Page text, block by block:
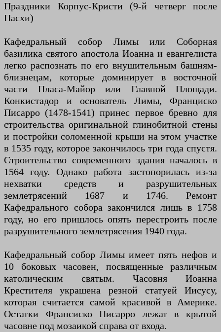
Праздники Корпус-Кристи (9-й четверг после
Пасхи)
Кафедральный собор Лимы или Соборная
базилика святого апостола Иоанна и евангелиста
легко распознать по его внушительным башням-
близнецам, которые доминирует в восточной
части Пласа-Майор или Главной Площади.
Конкистадор и основатель Лимы, Франциско
Писарро (1478-1541) принес первое бревно для
строительства оригинальной глинобитной стены
и постройки соломенной крыши на этом участке
в 1535 году, которое закончилось три года спустя.
Строительство современного здания началось в
1564 году. Однако работа застопорилась из-за
нехватки средств и разрушительных
землетрясений 1687 и 1746. Ремонт
Кафедрального собора закончился лишь в 1758
году, но его пришлось опять перестроить после
разрушительного землетрясения 1940 года.
Кафедральный собор Лимы имеет пять нефов и
10 боковых часовен, посвященные различным
католическим святым. Часовня Иоанна
Крестителя украшена резной статуей Иисусу,
которая считается самой красивой в Америке.
Остатки Франсиско Писарро лежат в крытой
часовне под мозаикой справа от входа.